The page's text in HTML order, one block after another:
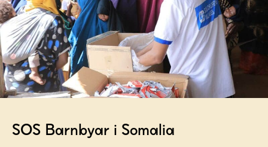
SOS Barnbyar i Somalia